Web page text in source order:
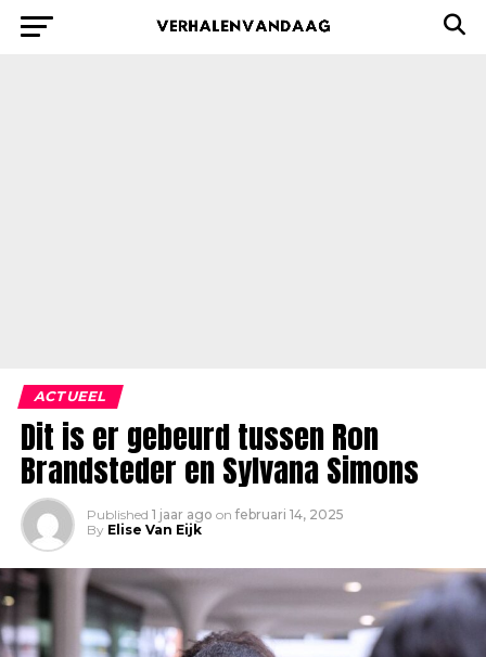
ACTUEEL
Dit is er gebeurd tussen Ron
Brandsteder en Sylvana Simons
Published 1 jaar ago on februari 14, 2025
By Elise Van Eijk